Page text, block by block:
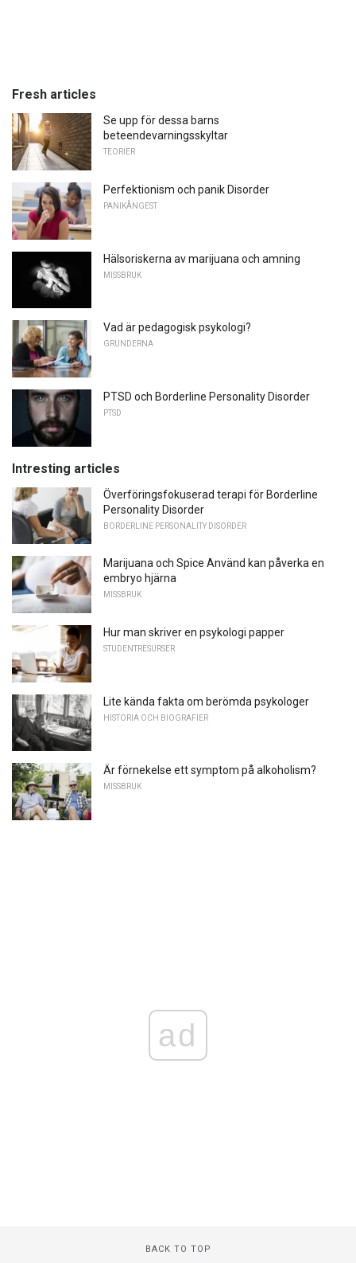
Fresh articles
Se upp för dessa barns
beteendevarningsskyltar
TEORIER
Perfektionism och panik Disorder
PANIKÅNGEST
Hälsoriskerna av marijuana och amning
MISSBRUK
Vad är pedagogisk psykologi?
GRUNDERNA
PTSD och Borderline Personality Disorder
PTSD
Intresting articles
Överföringsfokuserad terapi för Borderline
Personality Disorder
BORDERLINE PERSONALITY DISORDER
Marijuana och Spice Använd kan påverka en
embryo hjärna
MISSBRUK
Hur man skriver en psykologi papper
STUDENTRESURSER
Lite kända fakta om berömda psykologer
HISTORIA OCH BIOGRAFIER
Är förnekelse ett symptom på alkoholism?
MISSBRUK
ad
BACK TO TOP